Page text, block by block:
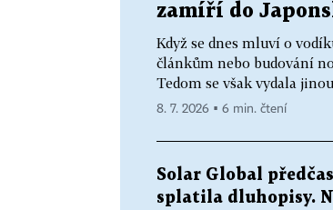
zamíří do
Když se dnes mluví o
článkům nebo budování
Tedom se však vydala
8. 7. 2026 ▪ 6 min. čtení
Solar Global
splatila dluhopisy.